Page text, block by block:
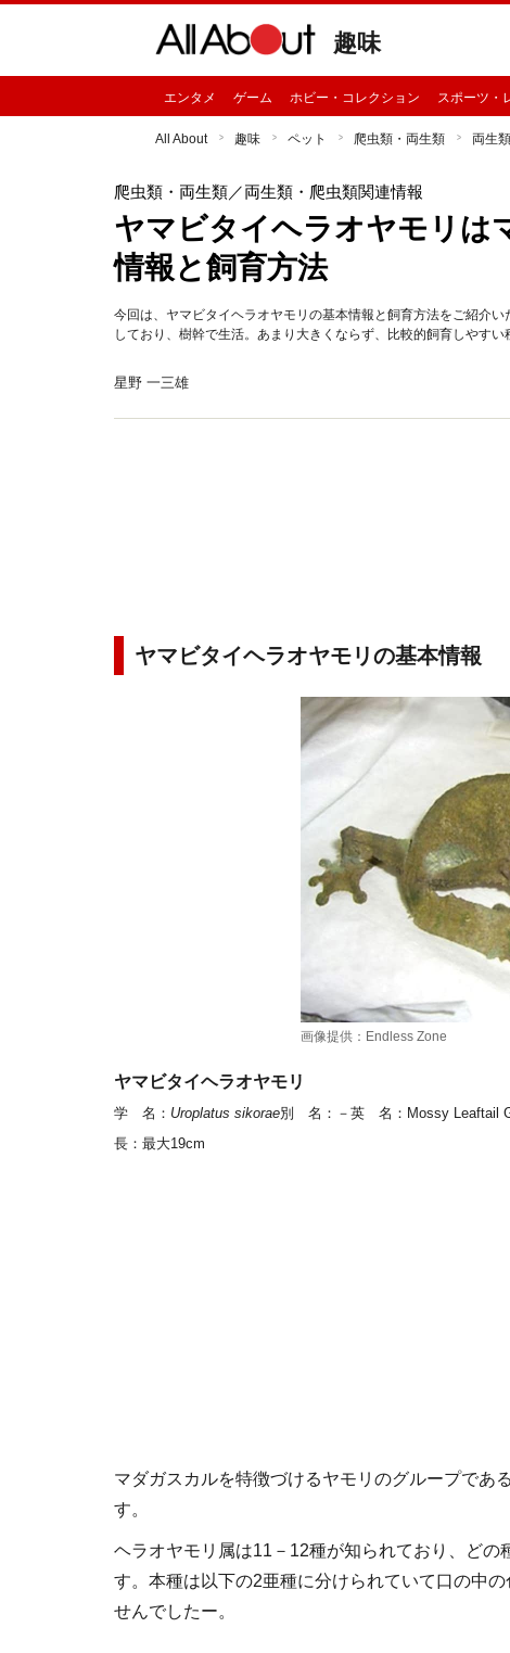
趣味
エンタメ ゲーム ホビー・コレクション スポーツ・
All About 趣味 ペット 爬虫類・両生類 両生
爬虫類・両生類／両生類・爬虫類関連情報
ヤマビタイヘラオヤモリは
情報と飼育方法
今回は、ヤマビタイヘラオヤモリの基本情報と飼育方法をご紹介
しており、樹幹で生活。あまり大きくならず、比較的飼育しやす
星野 一三雄
ヤマビタイヘラオヤモリの基本情報
画像提供：Endless Zone
ヤマビタイヘラオヤモリ
学 名 ： Uroplatus sikorae別 名 ：－ 英 名 ：Mossy Leaftail
長 ：最大19cm
マダガスカルを特徴づけるヤモリのグループであ
す。
ヘラオヤモリ属は11－12種が知られており、ど
す。本種は以下の2亜種に分けられていて口の中
せんでしたー。